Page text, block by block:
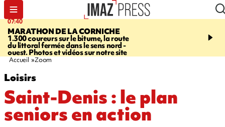
07:40
MARATHON DE LA CORNICHE
1.300 coureurs sur le bitume, la route
du littoral fermée dans le sens nord -
ouest. Photos et vidéos sur notre site
10:33
l’enfance - une
Accueil Zoom
Loisirs
Saint-Denis : le plan
seniors en action